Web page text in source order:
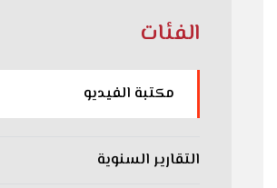
الفئات
مكتبة الفيديو
التقارير السنوية